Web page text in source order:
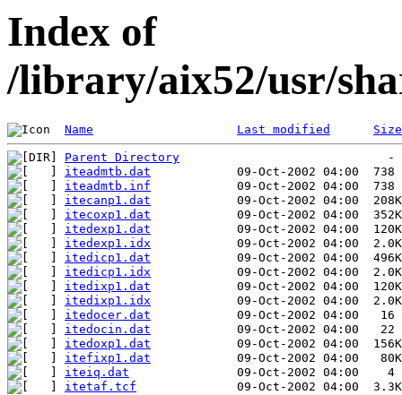
Index of
/library/aix52/usr/
Name Last modified Size
Parent Directory
iteadmtb.dat
iteadmtb.inf
itecanp1.dat
itecoxp1.dat
itedexp1.dat
itedexp1.idx
itedicp1.dat
itedicp1.idx
itedixp1.dat
itedixp1.idx
itedocer.dat
itedocin.dat
itedoxp1.dat
itefixp1.dat
iteiq.dat
itetaf.tcf